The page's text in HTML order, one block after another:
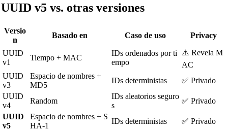
UUID v5 vs. otras versiones
Versio
n
Basado en Caso de uso Privacy
UUID
v1
Tiempo + MAC
IDs ordenados por ti
empo
⚠️ Revela M
AC
UUID
v3
Espacio de nombres +
MD5
IDs deterministas
✅ Privado
UUID
v4
Random
IDs aleatorios seguro
s
✅ Privado
UUID
v5
Espacio de nombres + S
HA-1
IDs deterministas ✅ Privado